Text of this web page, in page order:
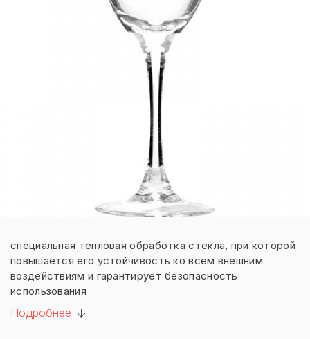
специальная тепловая обработка стекла, при которой
повышается его устойчивость ко всем внешним
воздействиям и гарантирует безопасность
использования
Подробнее